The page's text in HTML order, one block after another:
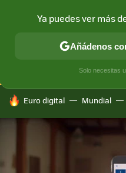
CONECTIVIDAD MÓVIL Y
HOY SE HABLA DE
Euro digital Mundial
Ya puedes ver más
Añádenos
Solo necesitas